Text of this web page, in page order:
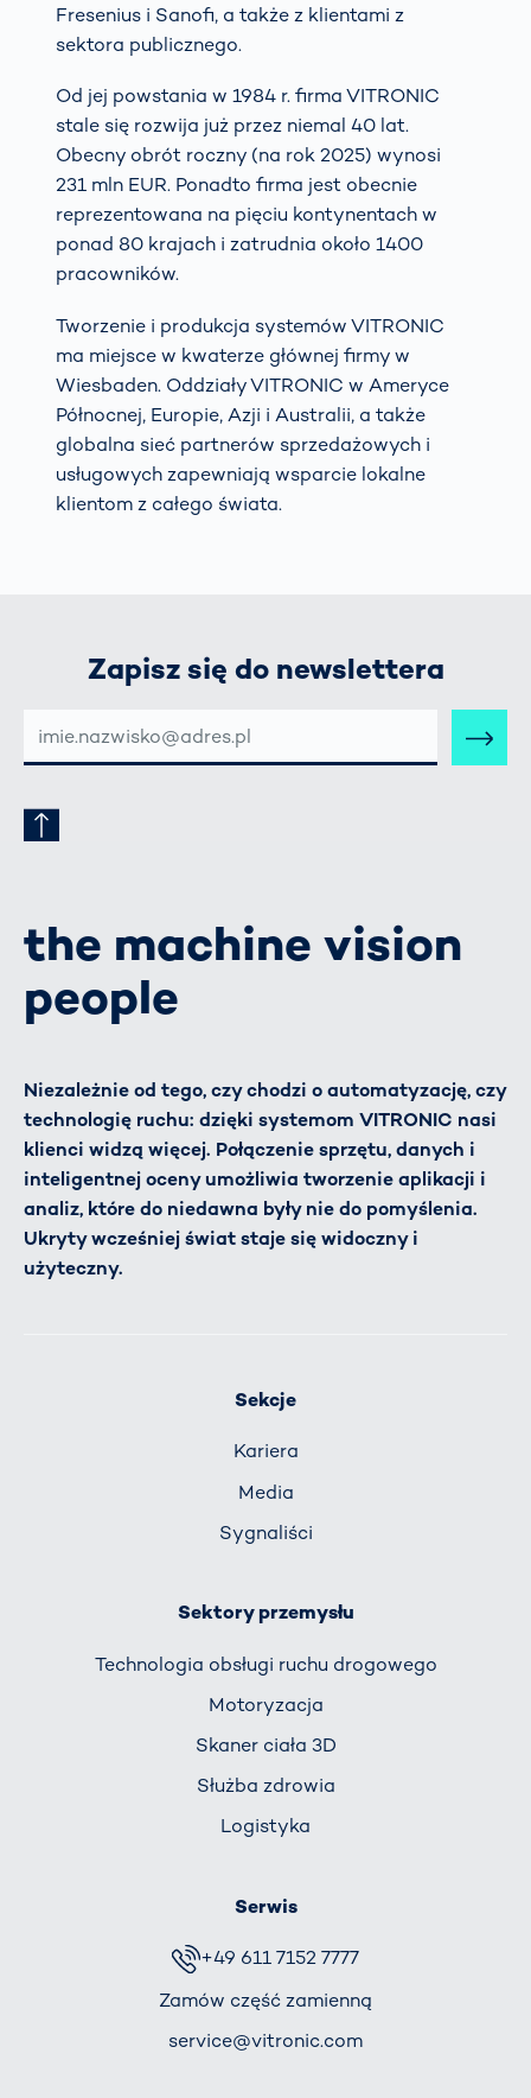
Fresenius i Sanofi, a także z klientami z
sektora publicznego.
Od jej powstania w 1984 r. firma VITRONIC
stale się rozwija już przez niemal 40 lat.
Obecny obrót roczny (na rok 2025) wynosi
231 mln EUR. Ponadto firma jest obecnie
reprezentowana na pięciu kontynentach w
ponad 80 krajach i zatrudnia około 1400
pracowników.
Tworzenie i produkcja systemów VITRONIC
ma miejsce w kwaterze głównej firmy w
Wiesbaden. Oddziały VITRONIC w Ameryce
Północnej, Europie, Azji i Australii, a także
globalna sieć partnerów sprzedażowych i
usługowych zapewniają wsparcie lokalne
klientom z całego świata.
Zapisz się do newslettera
MAIL-
ADRESSE
the machine vision
people
Niezależnie od tego, czy chodzi o automatyzację, czy
technologię ruchu: dzięki systemom VITRONIC nasi
klienci widzą więcej. Połączenie sprzętu, danych i
inteligentnej oceny umożliwia tworzenie aplikacji i
analiz, które do niedawna były nie do pomyślenia.
Ukryty wcześniej świat staje się widoczny i
użyteczny.
Sekcje
Kariera
Media
Sygnaliści
Sektory przemysłu
Technologia obsługi ruchu drogowego
Motoryzacja
Skaner ciała 3D
Służba zdrowia
Logistyka
Serwis
+49 611 7152 7777
Zamów część zamienną
service@vitronic.com